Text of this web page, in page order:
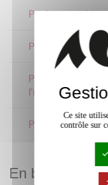
Pratique
Pratique du dessin
Pratique
l'image:
Pratique
En bref
Ce site
contrôle sur